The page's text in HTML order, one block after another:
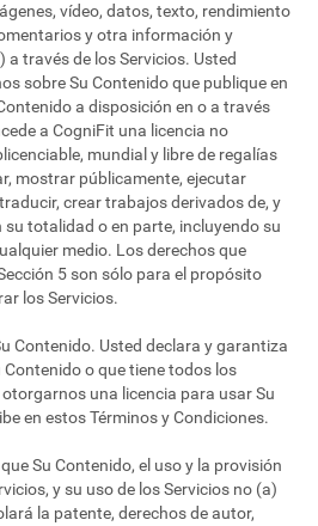
vídeo, datos, texto, rendimiento
y otra información y
a través de los Servicios. Usted
sobre Su Contenido que publique en
a disposición en o a través
a CogniFit una licencia no
mundial y libre de regalías
mostrar públicamente, ejecutar
crear trabajos derivados de, y
totalidad o en parte, incluyendo su
medio. Los derechos que
5 son sólo para el propósito
los Servicios.
Contenido. Usted declara y garantiza
Contenido o que tiene todos los
una licencia para usar Su
en estos Términos y Condiciones.
Su Contenido, el uso y la provisión
y su uso de los Servicios no (a)
la patente, derechos de autor,